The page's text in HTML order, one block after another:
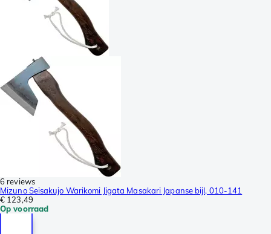
6 reviews
Mizuno Seisakujo Warikomi Jigata Masakari Japanse bijl, 010-141
€ 123,49
Op voorraad